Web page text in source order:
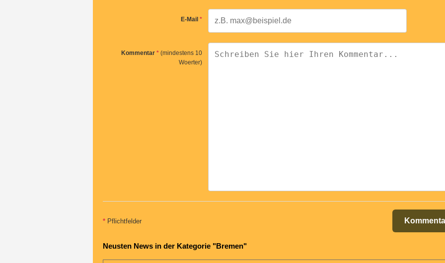
E-Mail *
Kommentar * (mindestens 10
Woerter)
* Pflichtfelder
Neusten News in der Kategorie "Bremen"